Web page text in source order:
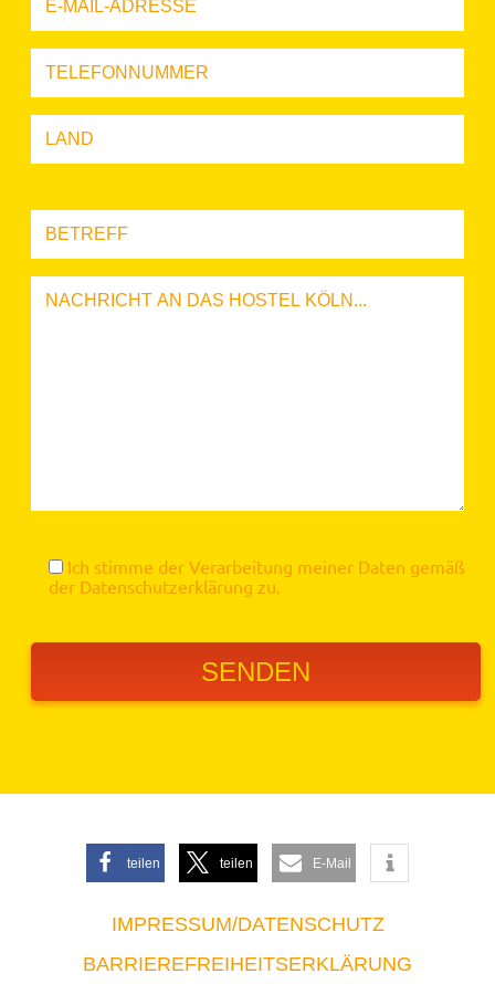
Ich stimme der Verarbeitung meiner Daten gemäß
der Datenschutzerklärung zu.
teilen teilen E-Mail
IMPRESSUM/DATENSCHUTZ
BARRIEREFREIHEITSERKLÄRUNG